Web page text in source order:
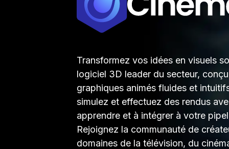
Transformez vos idées en visuels
logiciel 3D leader du secteur,
graphiques animés fluides et
simulez et effectuez des rendus
apprendre et à intégrer à votre
Rejoignez la communauté de
domaines de la télévision, du